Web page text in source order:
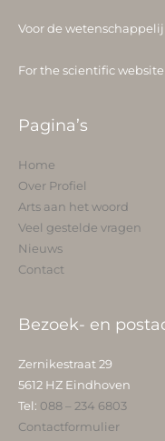
Voor de
For the scientific website
Pagina’s
Home
Over Profiel
Arts aan het woord
Veel gestelde vragen
Nieuws
Contact
Bezoek- en
Zernikestraat 29
5612 HZ Eindhoven
Tel: 088 – 234 6803
Contactformulier